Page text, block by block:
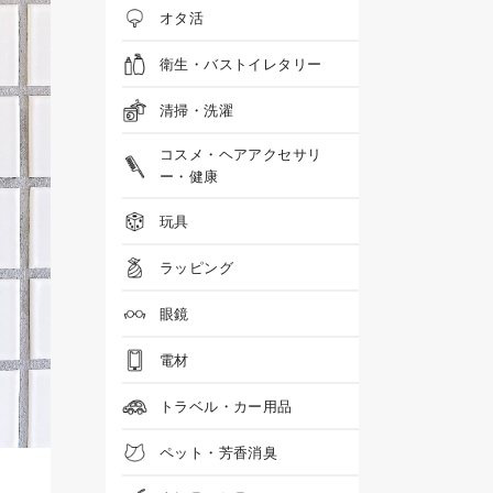
オタ活
衛生・バストイレタリー
清掃・洗濯
コスメ・ヘアアクセサリ
ー・健康
玩具
ラッピング
眼鏡
電材
トラベル・カー用品
ペット・芳香消臭